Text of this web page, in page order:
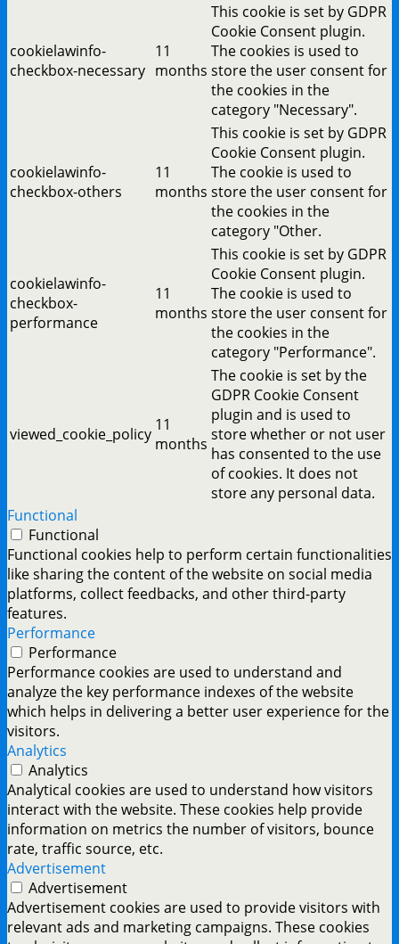
cookielawinfo-
checkbox-necessary
11
months
This cookie is set by GDPR
Cookie Consent plugin.
The cookies is used to
store the user consent for
the cookies in the
category "Necessary".
cookielawinfo-
checkbox-others
11
months
This cookie is set by GDPR
Cookie Consent plugin.
The cookie is used to
store the user consent for
the cookies in the
category "Other.
cookielawinfo-
checkbox-
performance
11
months
This cookie is set by GDPR
Cookie Consent plugin.
The cookie is used to
store the user consent for
the cookies in the
category "Performance".
viewed_cookie_policy 11
months
The cookie is set by the
GDPR Cookie Consent
plugin and is used to
store whether or not user
has consented to the use
of cookies. It does not
store any personal data.
Functional
Functional
Functional cookies help to perform certain functionalities
like sharing the content of the website on social media
platforms, collect feedbacks, and other third-party
features.
Performance
Performance
Performance cookies are used to understand and
analyze the key performance indexes of the website
which helps in delivering a better user experience for the
visitors.
Analytics
Analytics
Analytical cookies are used to understand how visitors
interact with the website. These cookies help provide
information on metrics the number of visitors, bounce
rate, traffic source, etc.
Advertisement
Advertisement
Advertisement cookies are used to provide visitors with
relevant ads and marketing campaigns. These cookies